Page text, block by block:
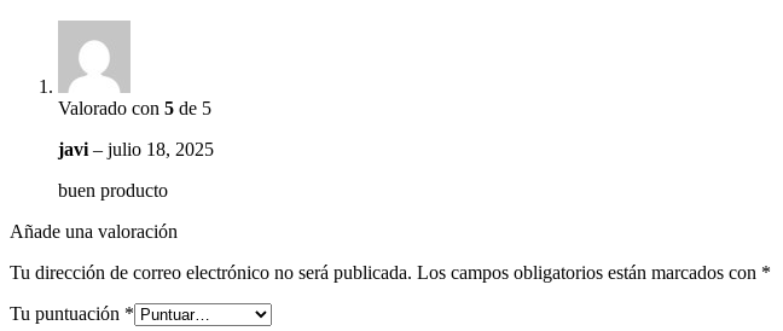
Valorado con 5 de 5
javi – julio 18, 2025
buen producto
Añade una valoración
Tu dirección de correo electrónico no será publicada. Los campos obligatorios están marcados con *
Tu puntuación *